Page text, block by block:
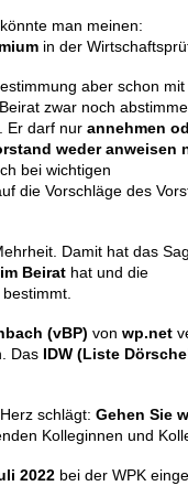
könnte man meinen:
in der
aber schon
zwar noch
Er darf nur annehmen
weder anweisen
bei wichtigen
die Vorschläge des
Damit hat das
Beirat hat und die
(vBP) von wp.net
Das IDW (Liste
schlägt: Gehen Sie
Kolleginnen und
2022 bei der WPK